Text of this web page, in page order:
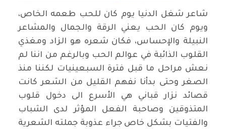
شاعر شغل الدنيا يوم كان للحب طعمه الخاص،
ويوم كان الحب يعني الرقة والجمال والمشاعر
النبيلة والإحساس، فكان شعره هو الزاد ومغذي
القلوب الذائبة في عوالم الحب وبالرغم من اننا لم
نعش مراحل ما قبل فترة السبعينيات لكننا منذ
الصغر وحتى بدأنا نفهم القليل من الشعر كانت
قصائد نزار قباني هي الأسرع الى دخول قلوب
المتذوقين وصاحبة الفعل المؤثر لدى الشباب
والفتيات بشكل خاص جراء عذوبة جملته الشعرية